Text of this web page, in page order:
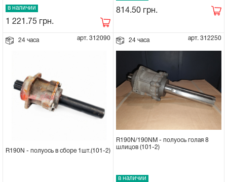
Сцепное устройство, шплинт
Прокладки на мотоблок
Глушитель на мотоблок
в наличии
1 221.75 грн.
814.50 грн.
24 часа арт. 312090
R190N - полуось в сборе 1шт.(101-2)
24 часа арт. 312250
R190N/190NM - полуось голая 8
шлицов (101-2)
в наличии